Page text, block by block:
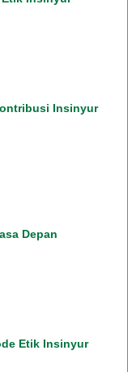
Insinyur
Depan
Etik Insinyur